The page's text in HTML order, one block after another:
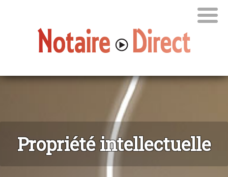
Propriété intellectuelle